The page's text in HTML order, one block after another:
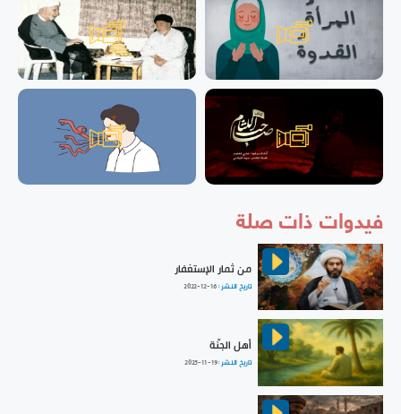
فيدوات ذات صلة
من ثمار الإستغفار
تاريخ النشر :2022-12-16
أهل الجنّة
تاريخ النشر :2025-11-19